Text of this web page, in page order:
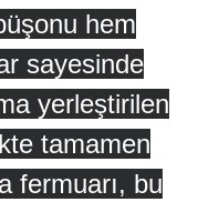
hem
sayesinde
yerleştirilen
tamamen
fermuarı, bu